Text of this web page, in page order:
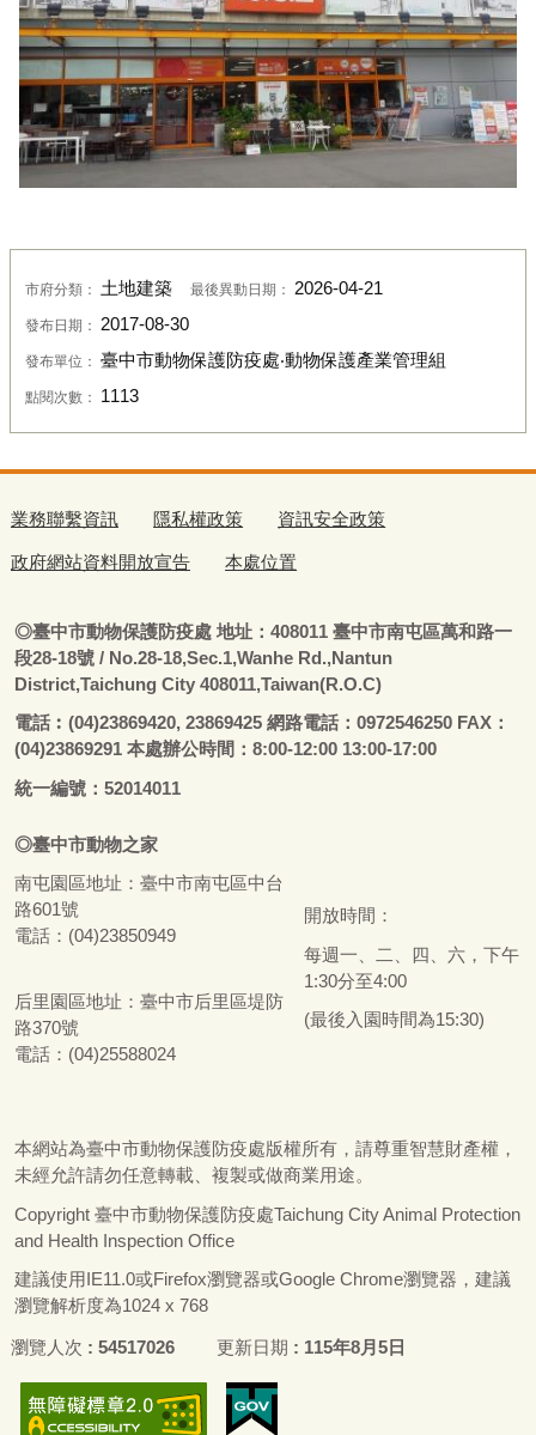
市府分類： 土地建築 最後異動日期： 2026-04-21
發布日期： 2017-08-30
發布單位： 臺中市動物保護防疫處‧動物保護產業管理組
點閱次數： 1113
業務聯繫資訊 隱私權政策 資訊安全政策
政府網站資料開放宣告 本處位置
◎臺中市動物保護防疫處地址：408011 臺中市南屯區萬和路一
段28-18號 / No.28-18,Sec.1,Wanhe Rd.,Nantun
District,Taichung City 408011,Taiwan(R.O.C)
電話︰ (04)23869420, 23869425 網路電話：0972546250 FAX：
(04)23869291 本處辦公時間：8:00-12:00 13:00-17:00
統一編號：52014011
◎臺中市動物之家
南屯園區地址： 臺中市南屯區中台
路601號
電話：(04)23850949
后里園區地址： 臺中市后里區堤防
路370號
電話：(04)25588024
開放時間：
每週一、二、四、六，下午
1:30分至4:00
(最後入園時間為15:30)
本網站為臺中市動物保護防疫處版權所有，請尊重智慧財產權，
未經允許請勿任意轉載、複製或做商業用途。
Copyright 臺中市動物保護防疫處Taichung City Animal Protection
and Health Inspection Office
建議使用IE11.0或Firefox瀏覽器或Google Chrome瀏覽器，建議
瀏覽解析度為1024 x 768
瀏覽人次 54517026 更新日期 115年8月5日